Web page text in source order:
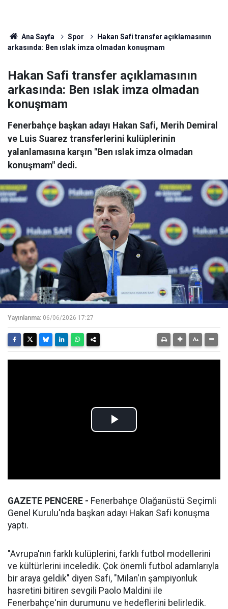
Ana Sayfa Spor
Hakan Safi transfer açıklamasının
arkasında: Ben ıslak imza olmadan konuşmam
Hakan Safi transfer açıklamasının
arkasında: Ben ıslak imza olmadan
konuşmam
Fenerbahçe başkan adayı Hakan Safi, Merih Demiral
ve Luis Suarez transferlerini kulüplerinin
yalanlamasına karşın "Ben ıslak imza olmadan
konuşmam" dedi.
Yayınlanma: 06/06/2026 17:27
GAZETE PENCERE - Fenerbahçe Olağanüstü Seçimli
Genel Kurulu'nda başkan adayı Hakan Safi konuşma
yaptı.
"Avrupa'nın farklı kulüplerini, farklı futbol modellerini
ve kültürlerini inceledik. Çok önemli futbol adamlarıyla
bir araya geldik" diyen Safi, "Milan'ın şampiyonluk
hasretini bitiren sevgili Paolo Maldini ile
Fenerbahçe'nin durumunu ve hedeflerini belirledik.